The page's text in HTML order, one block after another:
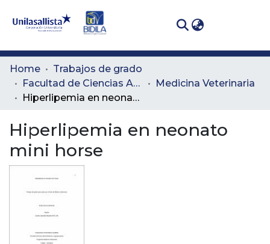
Communities
& Collections
All of DSpace
Statistics
Home
Trabajos de grado
Facultad de Ciencias Administrativas y Agropecuarias
Medicina Veterinaria
Hiperlipemia en neonato mini horse
Hiperlipemia en neonato
mini horse